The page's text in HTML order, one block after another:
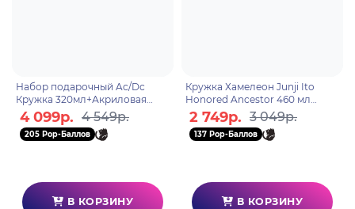
Набор подарочный Ac/Dc
Кружка 320мл+Акриловая
фигурка+Значки GBYPCK003
4 099р. 4 549р.
205 Pop-Баллов
В КОРЗИНУ
Кружка Хамелеон Junji Ito
Honored Ancestor 460 мл
ABYMUGA069
2 749р. 3 049р.
137 Pop-Баллов
В КОРЗИНУ